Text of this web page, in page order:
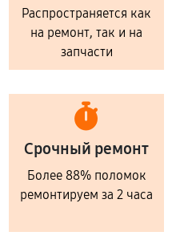
Распространяется как
на ремонт, так и на
запчасти
Срочный ремонт
Более 88% поломок
ремонтируем за 2 часа